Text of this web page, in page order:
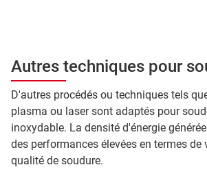
Autres techniques pour
D'autres procédés ou techniques tels
plasma ou laser sont adaptés pour
inoxydable. La densité d'énergie
des performances élevées en termes de
qualité de soudure.